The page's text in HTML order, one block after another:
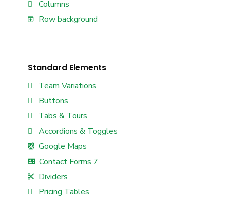
Columns
Row background
Standard Elements
Team Variations
Buttons
Tabs & Tours
Accordions & Toggles
Google Maps
Contact Forms 7
Dividers
Pricing Tables